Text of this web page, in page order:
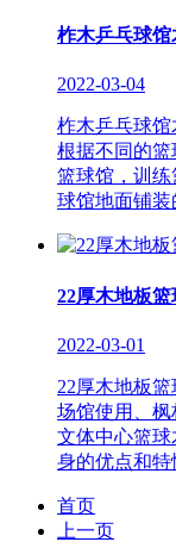
柞木乒乓球馆
2022-03-04
柞木乒乓球馆
根据不同的
篮球馆，训
球馆地面铺装
22厚木地板
2022-03-01
22厚木地板
场馆使用、
文体中心篮
身的优点和特
首页
上一页